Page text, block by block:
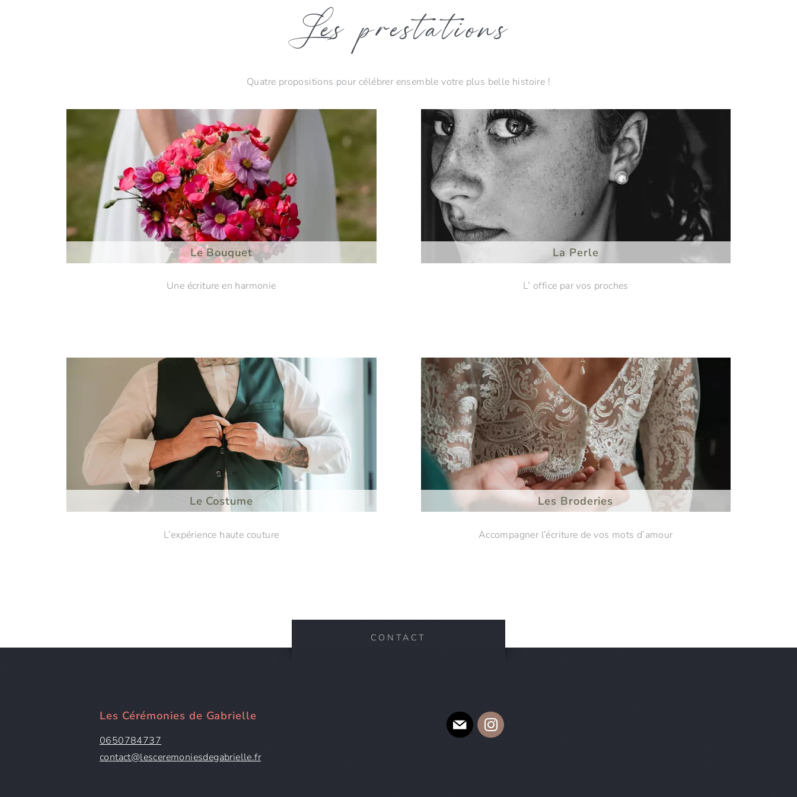
Les prestations
Quatre propositions pour célébrer ensemble votre plus belle histoire !
Le Bouquet
Une écriture en harmonie
La Perle
L’ office par vos proches
Le Costume
L’expérience haute couture
Les Broderies
Accompagner l’écriture de vos mots d’amour
CONTACT
Les Cérémonies de Gabrielle
0650784737
contact@lesceremoniesdegabrielle.fr